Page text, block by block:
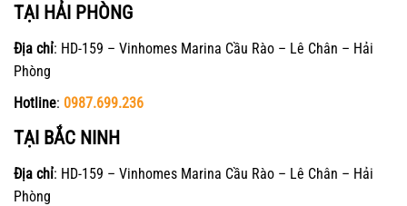
TẠI HẢI PHÒNG
Địa chỉ: HD-159 – Vinhomes Marina Cầu Rào – Lê Chân – Hải
Phòng
Hotline: 0987.699.236
TẠI BẮC NINH
Địa chỉ: HD-159 – Vinhomes Marina Cầu Rào – Lê Chân – Hải
Phòng